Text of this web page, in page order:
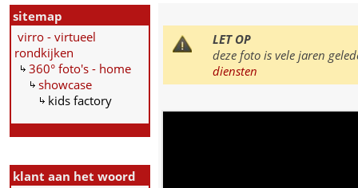
sitemap
virro - virtueel
rondkijken
360° foto's - home
showcase
kids factory
klant aan het woord
LET OP
deze foto is vele jaren
diensten